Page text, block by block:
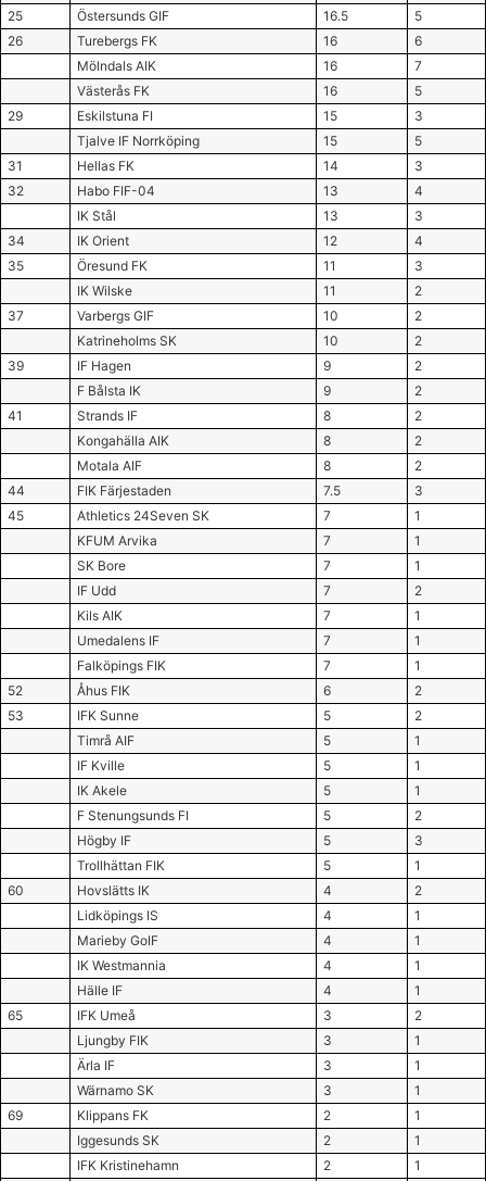
25
Östersunds GIF 16.5
5
26
Turebergs FK 16
6
Mölndals AIK
16
7
Västerås FK
16
5
29
Eskilstuna FI 15
3
Tjalve IF Norrköping
15
5
31
Hellas FK 14
3
32
Habo FIF-04 13
4
IK Stål
13
3
34
IK Orient 12
4
35
Öresund FK 11
3
IK Wilske
11
2
37
Varbergs GIF 10
2
Katrineholms SK
10
2
39
IF Hagen 9
2
F Bålsta IK
9
2
41
Strands IF 8
2
Kongahälla AIK
8
2
Motala AIF
8
2
44
FIK Färjestaden 7.5
3
45
Athletics 24Seven SK 7
1
KFUM Arvika
7
1
SK Bore
7
1
IF Udd
7
2
Kils AIK
7
1
Umedalens IF
7
1
Falköpings FIK
7
1
52
Åhus FIK 6
2
53
IFK Sunne 5
2
Timrå AIF
5
1
IF Kville
5
1
IK Akele
5
1
F Stenungsunds FI
5
2
Högby IF
5
3
Trollhättan FIK
5
1
60
Hovslätts IK 4
2
Lidköpings IS
4
1
Marieby GoIF
4
1
IK Westmannia
4
1
Hälle IF
4
1
65
IFK Umeå 3
2
Ljungby FIK
3
1
Ärla IF
3
1
Wärnamo SK
3
1
69
Klippans FK 2
1
Iggesunds SK
2
1
IFK Kristinehamn
2 1